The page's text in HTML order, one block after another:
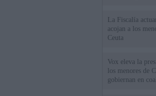
La Fiscalía
acojan a los
Ceuta
Vox eleva la
los menores de
gobiernan en